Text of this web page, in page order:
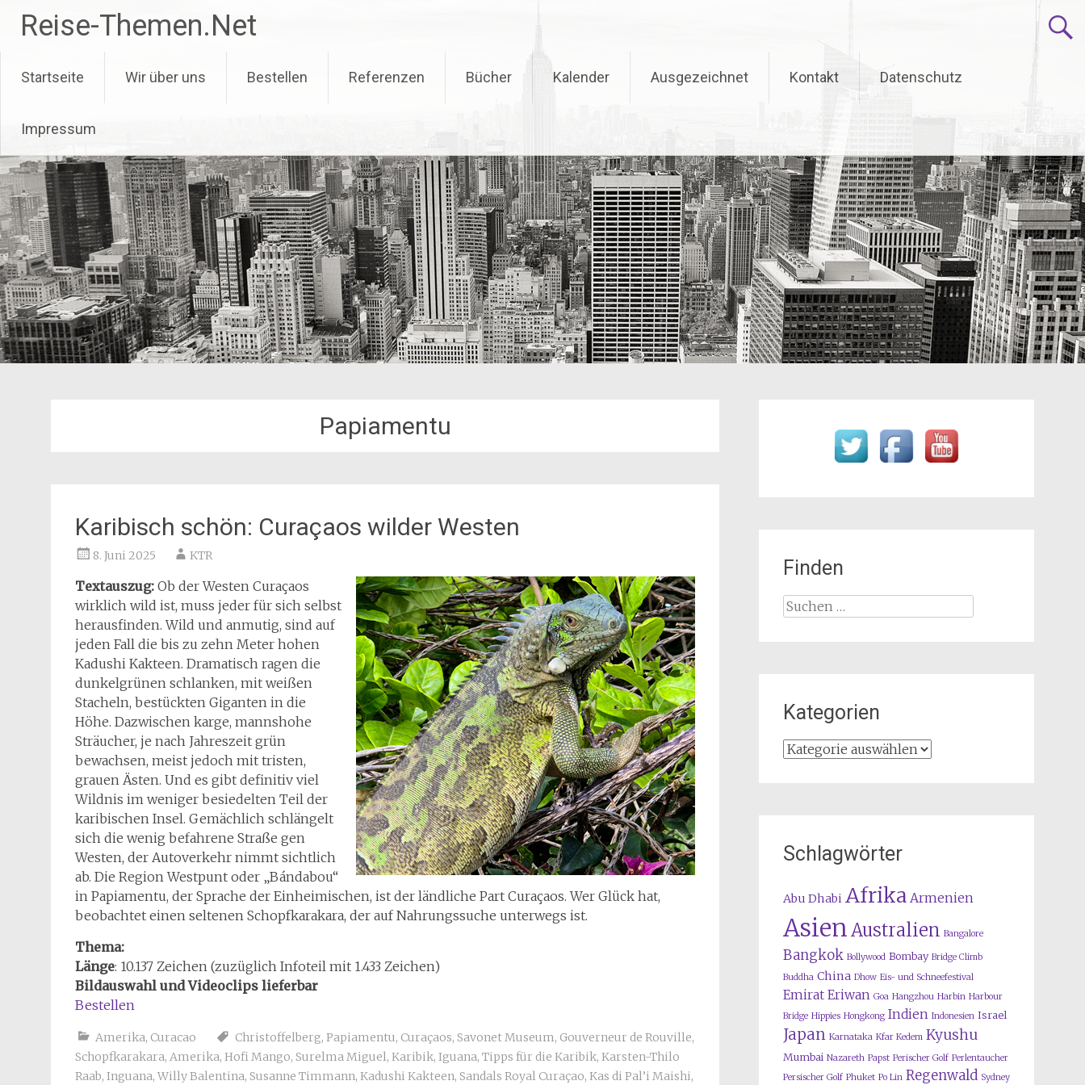
Inhalt
springen
Reise-Themen.Net
Startseite Wir über uns Bestellen Referenzen Bücher Kalender Ausgezeichnet Kontakt Datenschutz
Impressum
Papiamentu
Karibisch schön: Curaçaos wilder Westen
8. Juni 2025 KTR
Textauszug: Ob der Westen Curaçaos
wirklich wild ist, muss jeder für sich selbst
herausfinden. Wild und anmutig, sind auf
jeden Fall die bis zu zehn Meter hohen
Kadushi Kakteen. Dramatisch ragen die
dunkelgrünen schlanken, mit weißen
Stacheln, bestückten Giganten in die
Höhe. Dazwischen karge, mannshohe
Sträucher, je nach Jahreszeit grün
bewachsen, meist jedoch mit tristen,
grauen Ästen. Und es gibt definitiv viel
Wildnis im weniger besiedelten Teil der
karibischen Insel. Gemächlich schlängelt
sich die wenig befahrene Straße gen
Westen, der Autoverkehr nimmt sichtlich
ab. Die Region Westpunt oder „Bándabou“
in Papiamentu, der Sprache der Einheimischen, ist der ländliche Part Curaçaos. Wer Glück hat,
beobachtet einen seltenen Schopfkarakara, der auf Nahrungssuche unterwegs ist.
Thema:
Länge: 10.137 Zeichen (zuzüglich Infoteil mit 1.433 Zeichen)
Bildauswahl und Videoclips lieferbar
Bestellen
Amerika, Curacao Christoffelberg, Papiamentu, Curaçaos, Savonet Museum, Gouverneur de Rouville,
Schopfkarakara, Amerika, Hofi Mango, Surelma Miguel, Karibik, Iguana, Tipps für die Karibik, Karsten-Thilo
Raab, Inguana, Willy Balentina, Susanne Timmann, Kadushi Kakteen, Sandals Royal Curaçao, Kas di Pal’i Maishi,
Finden
Suchen
Kategorien
Kategorien
Schlagwörter
Abu Dhabi Afrika Armenien
AsienAustralien Bangalore
Bangkok Bollywood Bombay Bridge Climb
Buddha China Dhow Eis- und Schneefestival
Emirat Eriwan Goa Hangzhou Harbin Harbour
Bridge Hippies Hongkong Indien Indonesien Israel
Japan Karnataka Kfar Kedem Kyushu
Mumbai Nazareth Papst Perischer Golf Perlentaucher
Persischer Golf Phuket Po Lin Regenwald Sydney